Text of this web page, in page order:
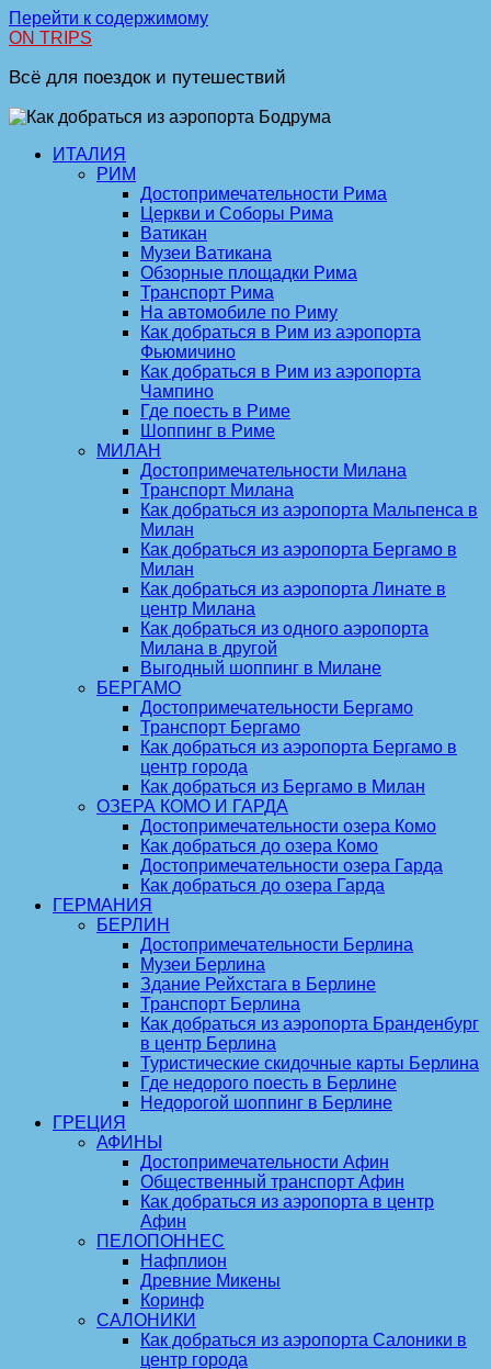
Перейти к содержимому
ON TRIPS
Всё для поездок и путешествий
ИТАЛИЯ
РИМ
Достопримечательности Рима
Церкви и Соборы Рима
Ватикан
Музеи Ватикана
Обзорные площадки Рима
Транспорт Рима
На автомобиле по Риму
Как добраться в Рим из аэропорта
Фьюмичино
Как добраться в Рим из аэропорта
Чампино
Где поесть в Риме
Шоппинг в Риме
МИЛАН
Достопримечательности Милана
Транспорт Милана
Как добраться из аэропорта Мальпенса в
Милан
Как добраться из аэропорта Бергамо в
Милан
Как добраться из аэропорта Линате в
центр Милана
Как добраться из одного аэропорта
Милана в другой
Выгодный шоппинг в Милане
БЕРГАМО
Достопримечательности Бергамо
Транспорт Бергамо
Как добраться из аэропорта Бергамо в
центр города
Как добраться из Бергамо в Милан
ОЗЕРА КОМО И ГАРДА
Достопримечательности озера Комо
Как добраться до озера Комо
Достопримечательности озера Гарда
Как добраться до озера Гарда
ГЕРМАНИЯ
БЕРЛИН
Достопримечательности Берлина
Музеи Берлина
Здание Рейхстага в Берлине
Транспорт Берлина
Как добраться из аэропорта Бранденбург
в центр Берлина
Туристические скидочные карты Берлина
Где недорого поесть в Берлине
Недорогой шоппинг в Берлине
ГРЕЦИЯ
АФИНЫ
Достопримечательности Афин
Общественный транспорт Афин
Как добраться из аэропорта в центр
Афин
ПЕЛОПОННЕС
Нафплион
Древние Микены
Коринф
САЛОНИКИ
Как добраться из аэропорта Салоники в
центр города